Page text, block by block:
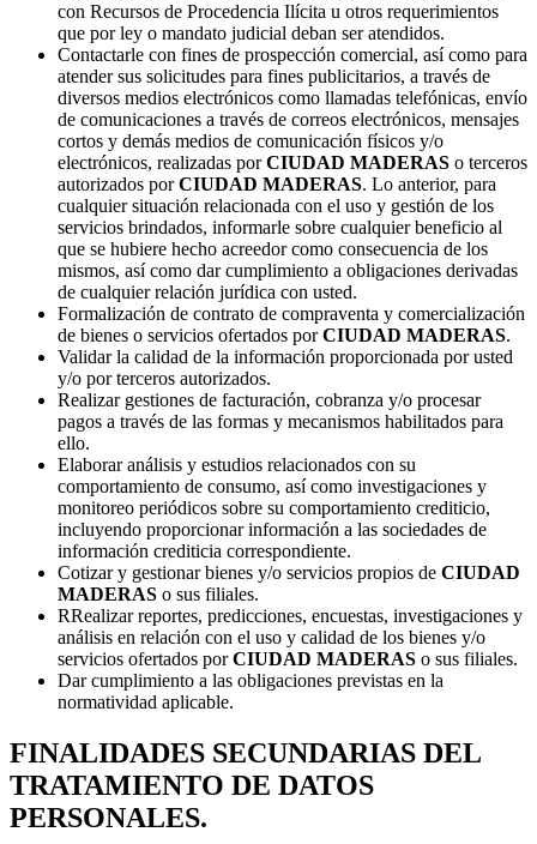
con Recursos de Procedencia Ilícita u otros requerimientos
que por ley o mandato judicial deban ser atendidos.
Contactarle con fines de prospección comercial, así como para
atender sus solicitudes para fines publicitarios, a través de
diversos medios electrónicos como llamadas telefónicas, envío
de comunicaciones a través de correos electrónicos, mensajes
cortos y demás medios de comunicación físicos y/o
electrónicos, realizadas porCIUDAD MADERAS o terceros
autorizados porCIUDAD MADERAS. Lo anterior, para
cualquier situación relacionada con el uso y gestión de los
servicios brindados, informarle sobre cualquier beneficio al
que se hubiere hecho acreedor como consecuencia de los
mismos, así como dar cumplimiento a obligaciones derivadas
de cualquier relación jurídica con usted.
Formalización de contrato de compraventa y comercialización
de bienes o servicios ofertados porCIUDAD MADERAS.
Validar la calidad de la información proporcionada por usted
y/o por terceros autorizados.
Realizar gestiones de facturación, cobranza y/o procesar
pagos a través de las formas y mecanismos habilitados para
ello.
Elaborar análisis y estudios relacionados con su
comportamiento de consumo, así como investigaciones y
monitoreo periódicos sobre su comportamiento crediticio,
incluyendo proporcionar información a las sociedades de
información crediticia correspondiente.
Cotizar y gestionar bienes y/o servicios propios de CIUDAD
MADERAS o sus filiales.
RRealizar reportes, predicciones, encuestas, investigaciones y
análisis en relación con el uso y calidad de los bienes y/o
servicios ofertados porCIUDAD MADERAS o sus filiales.
Dar cumplimiento a las obligaciones previstas en la
normatividad aplicable.
FINALIDADES SECUNDARIAS DEL
TRATAMIENTO DE DATOS
PERSONALES.